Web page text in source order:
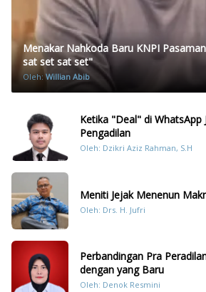
Menakar Nahkoda Baru KNPI
sat set sat set"
Oleh:Willian Abib
Ketika "Deal" di WhatsApp
Pengadilan
Oleh: Dzikri Aziz Rahman, S.H
Meniti Jejak Menenun
Oleh: Drs. H. Jufri
Perbandingan Pra
dengan yang Baru
Oleh: Denok Resmini